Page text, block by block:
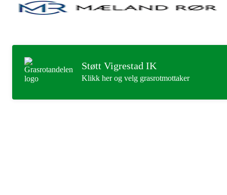
Støtt Vigrestad IK
Klikk her og velg grasrotmottaker